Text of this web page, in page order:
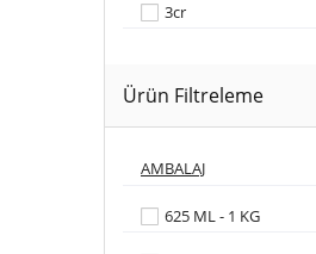
3cr
Ürün Filtreleme
AMBALAJ
625 ML - 1 KG